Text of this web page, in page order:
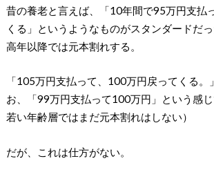
昔の養老と言えば、「10年間で95万円支払
くる」というようなものがスタンダードだ
高年以降では元本割れする。
「105万円支払って、100万円戻ってくる。
お、「99万円支払って100万円」という感じ
若い年齢層ではまだ元本割れはしない）
だが、これは仕方がない。